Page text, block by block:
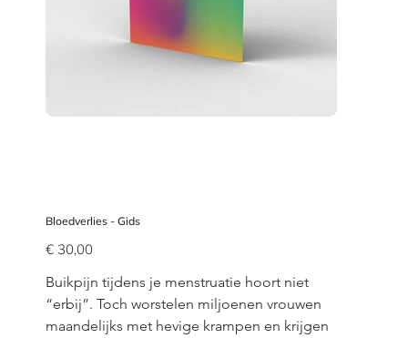
Bloedverlies - Gids
Prijs
€ 30,00
Buikpijn tijdens je menstruatie hoort niet
“erbij”. Toch worstelen miljoenen vrouwen
maandelijks met hevige krampen en krijgen